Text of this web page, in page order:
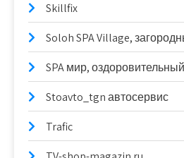
Skillfix
Soloh SPA Village,
SPA мир,
Stoavto_tgn автосервис
Trafic